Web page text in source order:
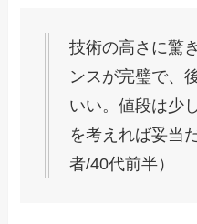
技術の高さに驚
ンスが完璧で、
いい。値段は少
を考えれば妥当
者/40代前半）